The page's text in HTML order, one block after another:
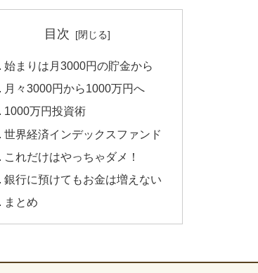
目次
始まりは月3000円の貯金から
月々3000円から1000万円へ
1000万円投資術
世界経済インデックスファンド
これだけはやっちゃダメ！
銀行に預けてもお金は増えない
まとめ